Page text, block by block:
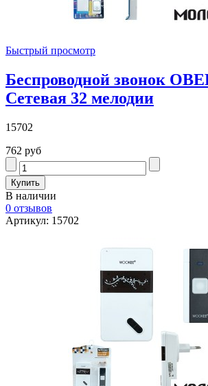
Быстрый просмотр
Беспроводной звонок
Сетевая 32 мелодии
15702
762 руб
В наличии
0 отзывов
Артикул: 15702